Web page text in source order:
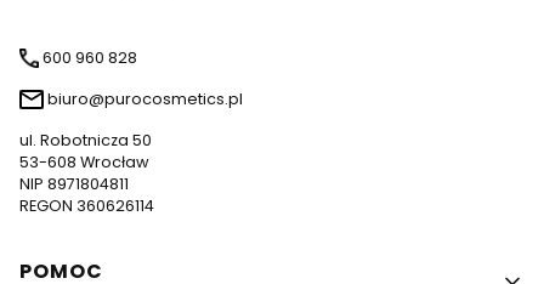
600 960 828
biuro@purocosmetics.pl
ul. Robotnicza 50
53-608 Wrocław
NIP 8971804811
REGON 360626114
Linki w stopce
POMOC